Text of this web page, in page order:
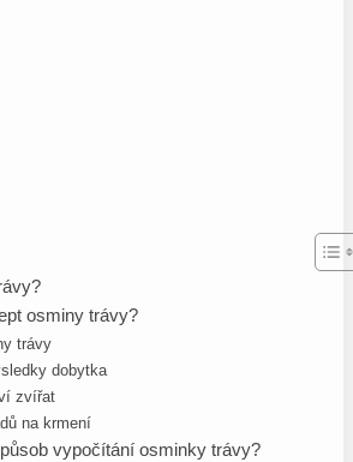
osminy trávy?
trávy
dobytka
zvířat
na krmení
vypočítání osminky trávy?